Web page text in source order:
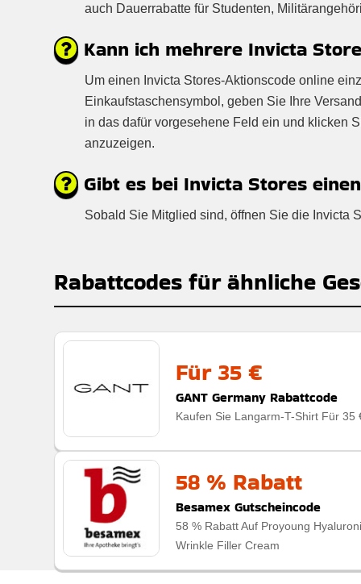
auch Dauerrabatte für Studenten,
Kann ich mehrere Invicta
Um einen Invicta Stores-Aktionscode online
Einkaufstaschensymbol, geben Sie Ihre
in das dafür vorgesehene Feld ein und klicken
anzuzeigen.
Gibt es bei Invicta Stores
Sobald Sie Mitglied sind, öffnen Sie die Invicta
Rabattcodes für ähnliche
Für 35 €
GANT Germany Rabattcode
Kaufen Sie Langarm-T-Shirt Für 35
58 % Rabatt
Besamex Gutscheincode
58 % Rabatt Auf Proyoung
Wrinkle Filler Cream